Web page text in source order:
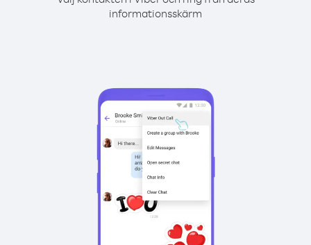
informationsskärm